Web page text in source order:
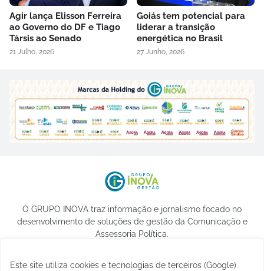
Agir lança Elisson Ferreira
ao Governo do DF e Tiago
Társis ao Senado
21 Julho, 2026
Goiás tem potencial para
liderar a transição
energética no Brasil
27 Junho, 2026
O GRUPO INOVA traz informação e jornalismo focado no
desenvolvimento de soluções de gestão da Comunicação e
Assessoria Política.
Este site utiliza cookies e tecnologias de terceiros (Google)